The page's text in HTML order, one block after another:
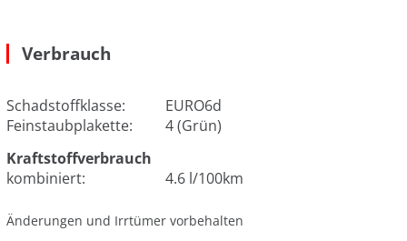
Verbrauch
Schadstoffklasse:
EURO6d
Feinstaubplakette:
4 (Grün)
Kraftstoffverbrauch
kombiniert:
4.6 l/100km
Änderungen und Irrtümer vorbehalten